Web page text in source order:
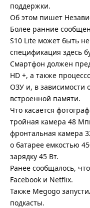
поддержки.
Об этом пишет
Более ранние
S10 Lite может быть
спецификация здесь
Смартфон должен
HD +, а также
ОЗУ и, в зависимости
встроенной памяти.
Что касается
тройная камера 48
фронтальная камера
о батарее емкостью
зарядку 45 Вт.
Ранее сообщалось, что
Facebook и Netflix.
Также Megogo
подкасты.